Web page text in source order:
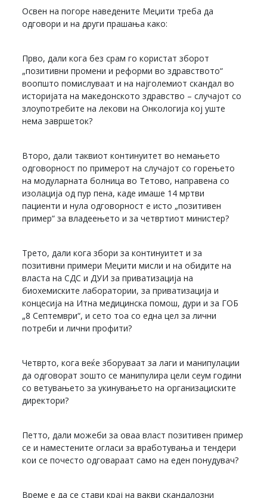
Освен на погоре наведените Меџити треба да
одговори и на други прашања како:
Прво, дали кога без срам го користат зборот
„позитивни промени и реформи во здравството“
воопшто помислуваат и на најголемиот скандал во
историјата на македонското здравство – случајот со
злоупотребите на лекови на Онкологија кој уште
нема завршеток?
Второ, дали таквиот континуитет во немањето
одговорност по примерот на случајот со горењето
на модуларната болница во Тетово, направена со
изолација од пур пена, каде имаше 14 мртви
пациенти и нула одговорност е исто „позитивен
пример“ за владеењето и за четвртиот министер?
Трето, дали кога збори за континуитет и за
позитивни примери Меџити мисли и на обидите на
власта на СДС и ДУИ за приватизација на
биохемиските лаборатории, за приватизација и
концесија на Итна медицинска помош, дури и за ГОБ
„8 Септември“, и сето тоа со една цел за лични
потреби и лични профити?
Четврто, кога веќе зборуваат за лаги и манипулации
да одговорат зошто се манипулира цели сеум години
со ветувањето за укинувањето на организациските
директори?
Петто, дали можеби за оваа власт позитивен пример
се и наместените огласи за вработувања и тендери
кои се почесто одговараат само на еден понудувач?
Време е да се стави крај на вакви скандалозни